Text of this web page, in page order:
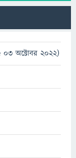
অক্টোবর 2022)